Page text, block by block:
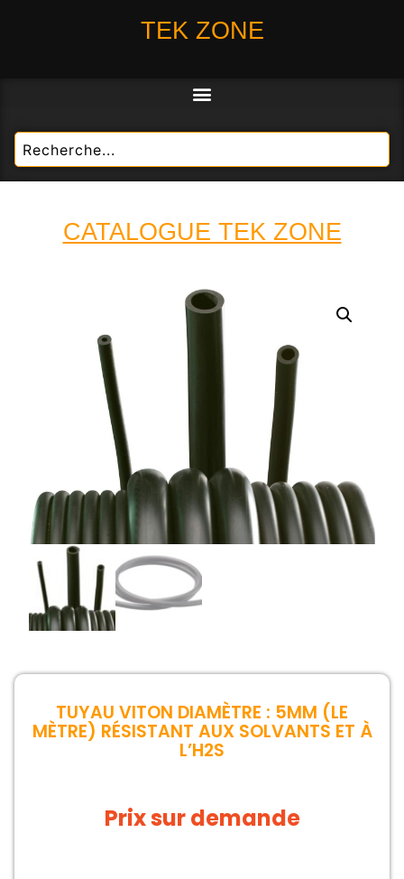
TEK ZONE
CATALOGUE TEK ZONE
TUYAU VITON DIAMÈTRE : 5MM (LE
MÈTRE) RÉSISTANT AUX SOLVANTS ET À
L’H2S
Prix sur demande